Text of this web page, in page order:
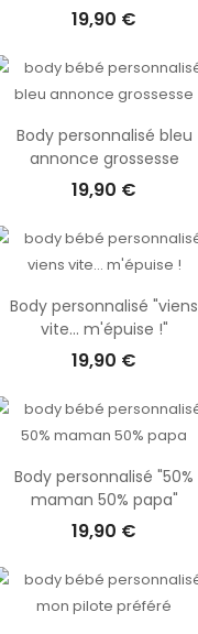
19,90 €
Body personnalisé bleu
annonce grossesse
19,90 €
Body personnalisé "viens
vite... m'épuise !"
19,90 €
Body personnalisé "50%
maman 50% papa"
19,90 €